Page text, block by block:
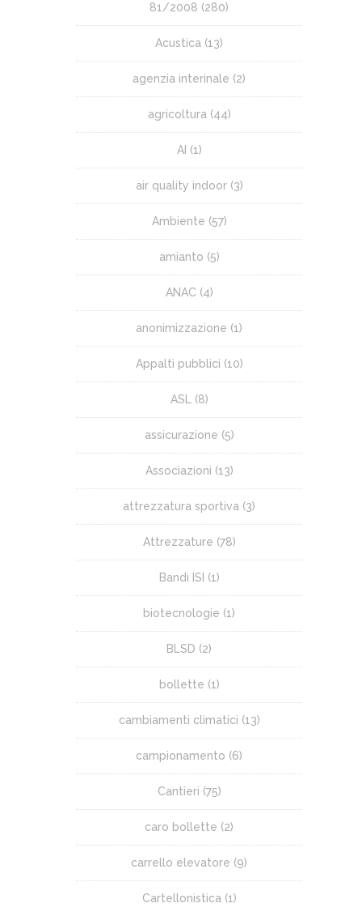
81/2008 (280)
Acustica (13)
agenzia interinale (2)
agricoltura(44)
AI (1)
air quality indoor(3)
Ambiente (57)
amianto (5)
ANAC (4)
anonimizzazione (1)
Appalti pubblici (10)
ASL(8)
assicurazione (5)
Associazioni (13)
attrezzatura sportiva (3)
Attrezzature (78)
Bandi ISI (1)
biotecnologie (1)
BLSD (2)
bollette (1)
cambiamenti climatici (13)
campionamento (6)
Cantieri (75)
caro bollette (2)
carrello elevatore (9)
Cartellonistica(1)